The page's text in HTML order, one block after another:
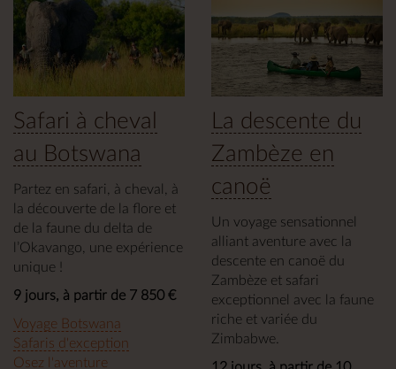
Safari à cheval
au Botswana
Partez en safari, à cheval, à
la découverte de la flore et
de la faune du delta de
l’Okavango, une expérience
unique !
9 jours, à partir de 7 850 €
Voyage Botswana
Safaris d'exception
Osez l'aventure
La descente du
Zambèze en
canoë
Un voyage sensationnel
alliant aventure avec la
descente en canoë du
Zambèze et safari
exceptionnel avec la faune
riche et variée du
Zimbabwe.